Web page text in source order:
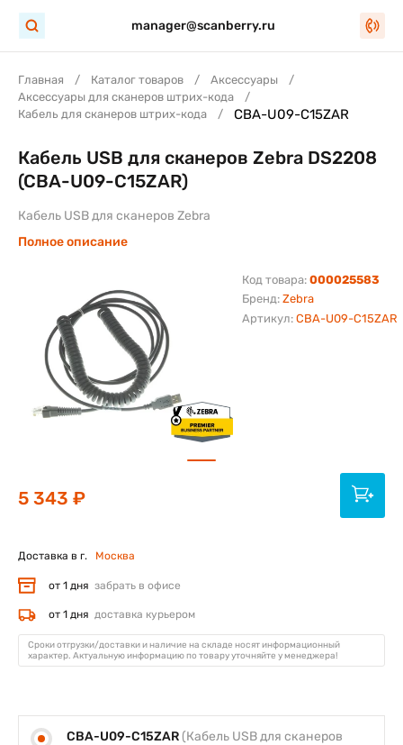
manager@scanberry.ru
Главная Каталог товаров
Аксессуары
Аксессуары для сканеров штрих-кода
Кабель для сканеров штрих-кода
CBA-U09-C15ZAR
Бренд: Zebra
Код товара: 000025583
Артикул: CBA-U09-C15ZAR
Кабель USB для сканеров Zebra DS2208
(CBA-U09-C15ZAR)
Кабель USB для сканеров Zebra
Полное описание
CBA-U09-C15ZAR (Кабель USB для сканеров
5 343 ₽
Доставка в г. Москва
от 1 дня забрать в офисе
от 1 дня доставка курьером
Сроки отгрузки/доставки и наличие на складе носят информационный
характер. Актуальную информацию по товару уточняйте у менеджера!